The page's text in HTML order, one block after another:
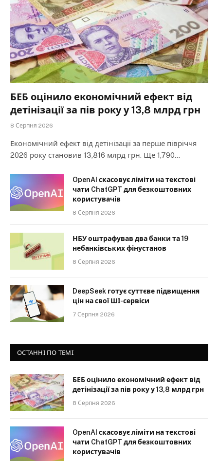
БЕБ оцінило економічний ефект від
детінізації за пів року у 13,8 млрд грн
8 Серпня 2026
Економічний ефект від детінізації за перше півріччя
2026 року становив 13,816 млрд грн. Ще 1,790…
OpenAI скасовує ліміти на текстові
чати ChatGPT для безкоштовних
користувачів
8 Серпня 2026
НБУ оштрафував два банки та 19
небанківських фінустанов
8 Серпня 2026
DeepSeek готує суттєве підвищення
цін на свої ШІ-сервіси
7 Серпня 2026
ОСТАННІ ПО ТЕМІ
БЕБ оцінило економічний ефект від
детінізації за пів року у 13,8 млрд грн
8 Серпня 2026
OpenAI скасовує ліміти на текстові
чати ChatGPT для безкоштовних
користувачів